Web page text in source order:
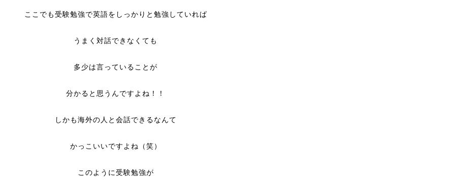
ここでも受験勉強で英語をしっかりと勉強していれば
うまく対話できなくても
多少は言っていることが
分かると思うんですよね！！
しかも海外の人と会話できるなんて
かっこいいですよね（笑）
このように受験勉強が